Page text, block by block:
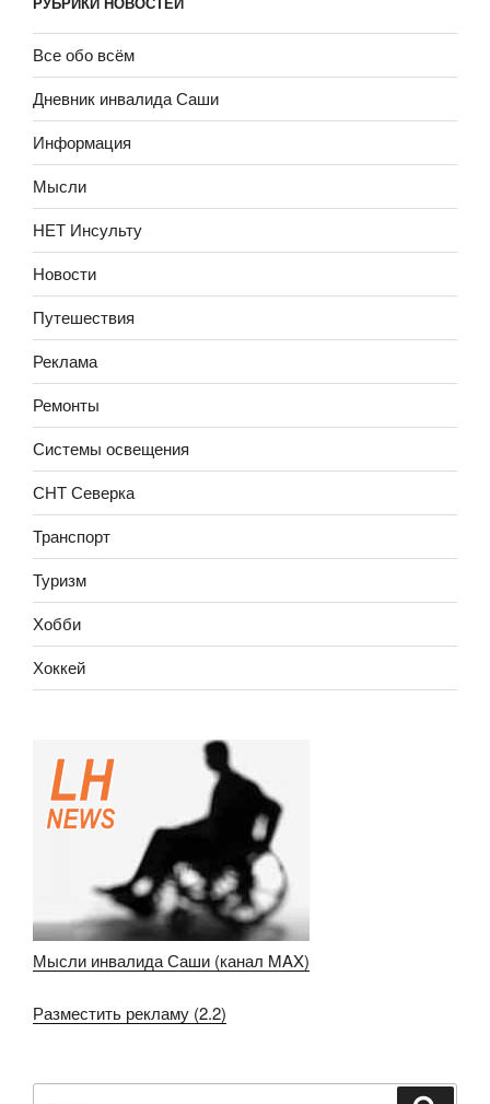
Все обо всём
Дневник инвалида Саши
Информация
Мысли
НЕТ Инсульту
Новости
Путешествия
Реклама
Ремонты
Системы освещения
СНТ Северка
Транспорт
Туризм
Хобби
Хоккей
Мысли инвалида Саши (канал MAX)
Разместить рекламу (2.2)